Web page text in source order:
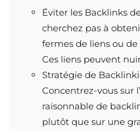
Éviter les Backlinks
cherchez pas à
fermes de liens ou
Ces liens peuvent
Stratégie de
Concentrez-vous sur
raisonnable de
plutôt que sur une